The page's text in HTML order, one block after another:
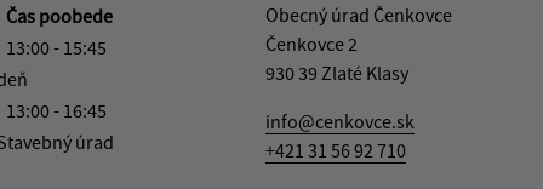
Čas poobede
13:00 - 15:45
13:00 - 16:45
úrad
Obecný úrad Čenkovce
Čenkovce 2
930 39 Zlaté Klasy
info@cenkovce.sk
+421 31 56 92 710